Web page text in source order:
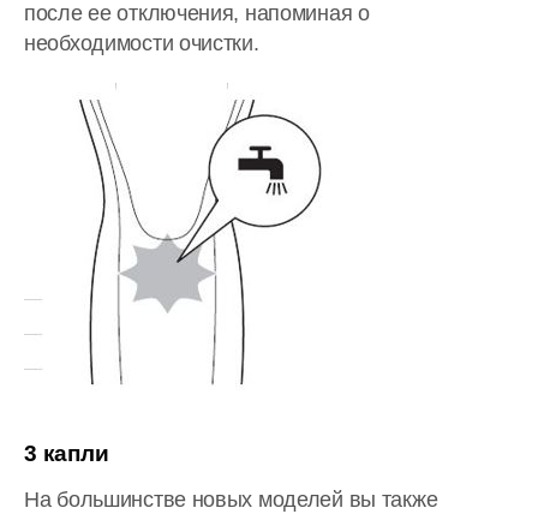
после ее отключения, напоминая о
необходимости очистки.
3 капли
На большинстве новых моделей вы также